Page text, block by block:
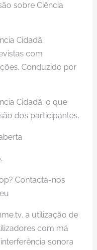
sobre Ciência
Cidadã:
com
Conduzido por
Cidadã: o que
dos participantes.
Contactá-nos
a utilização de
com má
sonora